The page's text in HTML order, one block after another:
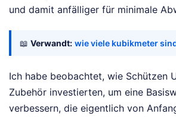
und damit anfälliger für minimale
📖 Verwandt: wie viele kubikmeter
Ich habe beobachtet, wie Schützen
Zubehör investierten, um eine
verbessern, die eigentlich von